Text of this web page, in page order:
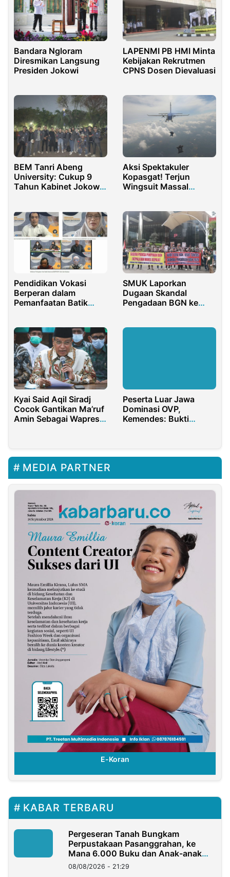
Bandara Ngloram
Diresmikan Langsung
Presiden Jokowi
LAPENMI PB HMI Minta
Kebijakan Rekrutmen
CPNS Dosen Dievaluasi
BEM Tanri Abeng
University: Cukup 9
Tahun Kabinet Jokowi
Aksi Spektakuler
Kopasgat! Terjun
Wingsuit Massal
Pendidikan Vokasi
Berperan dalam
Pemanfaatan Batik
SMUK Laporkan
Dugaan Skandal
Pengadaan BGN ke
Kyai Said Aqil Siradj
Cocok Gantikan Ma’ruf
Amin Sebagai Wapres
Peserta Luar Jawa
Dominasi OVP,
Kemendes: Bukti
MEDIA PARTNER
E-Koran
KABAR TERBARU
Pergeseran Tanah Bungkam
Perpustakaan Pasanggrahan, ke
Mana 6.000 Buku dan Anak-anak
Kini?
08/08/2026 - 21:29